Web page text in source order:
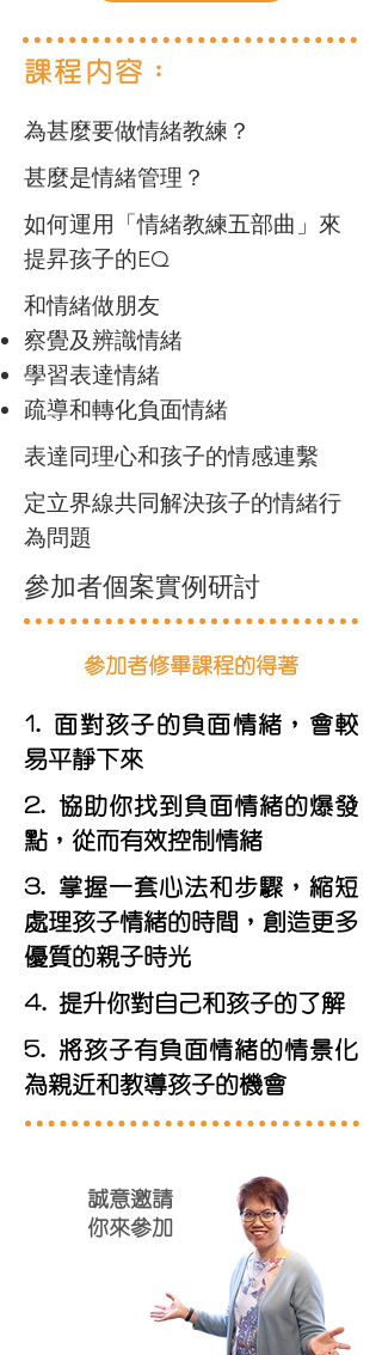
課程內容：
​為甚麼要做情緒教練？
甚麼是情緒管理？
如何運用「情緒教練五部曲」來
提昇孩子的EQ
和情緒做朋友
察覺及辨識情緒
學習表達情緒
​疏導和轉化負面情緒
表達同理心和孩子的情感連繫
定立界線共同解決孩子的情緒行
為問題
參加者個案實例研討
​參加者修畢課程的得著
1. 面對孩子的負面情緒，會較
易平靜下來
2. 協助你找到負面情緒的爆發
點，從而有效控制情緒
3. 掌握一套心法和步驟，縮短
處理孩子情緒的時間，創造更多
優質的親子時光
4. 提升你對自己和孩子的了解
5. 將孩子有負面情緒的情景化
為親近和教導孩子的機會
誠意邀請
你來​​參加